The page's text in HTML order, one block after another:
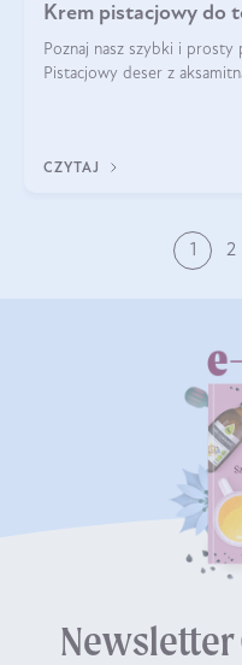
Krem pistacjowy do
Poznaj nasz szybki i
Pistacjowy deser z
CZYTAJ
1 2
Newsletter